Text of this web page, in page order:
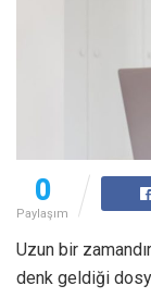
0
Paylaşım
Uzun bir
denk geldiği